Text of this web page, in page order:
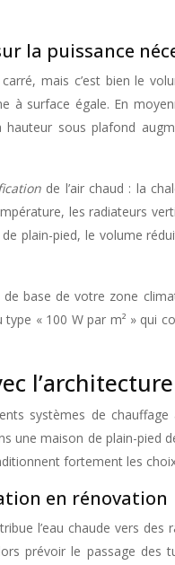
la puissance
mais c’est bien le
surface égale. En
sous plafond
de l’air chaud : la
les radiateurs
plain-pied, le volume
base de votre zone
« 100 W par m² »
systèmes de
une maison de plain-
fortement les
en rénovation
l’eau chaude vers
prévoir le passage